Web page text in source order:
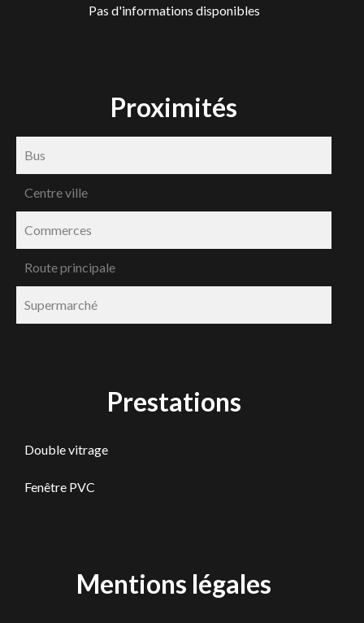
Pas d'informations disponibles
Proximités
Bus
Centre ville
Commerces
Route principale
Supermarché
Prestations
Double vitrage
Fenêtre PVC
Mentions légales